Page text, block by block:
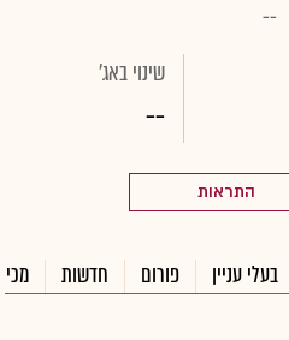
--
שינוי באג'
--
התראות
בעלי עניין פורום חדשות